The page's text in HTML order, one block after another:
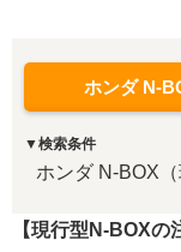
ホンダ N-
▼検索条件
ホンダ N-BOX
【現行型N-BOXの